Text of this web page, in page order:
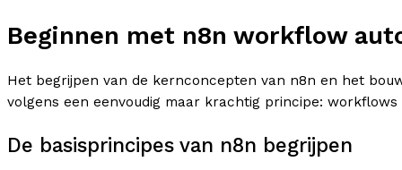
Beginnen met n8n workflow
Het begrijpen van de kernconcepten van n8n en het
volgens een eenvoudig maar krachtig principe:
De basisprincipes van n8n begrijpen